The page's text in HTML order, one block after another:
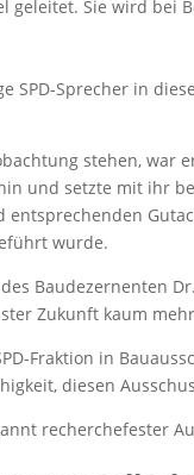
Sie wird bei
Sprecher in
stehen, war
und setzte mit ihr
wurde.
Baudezernenten
Zukunft kaum
Fraktion in
diesen
recherchefester